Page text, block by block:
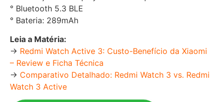
° Bluetooth 5.3 BLE
° Bateria: 289mAh
Leia a Matéria:
→ Redmi Watch Active 3: Custo-Benefício da Xiaomi
– Review e Ficha Técnica
→ Comparativo Detalhado: Redmi Watch 3 vs. Redmi
Watch 3 Active